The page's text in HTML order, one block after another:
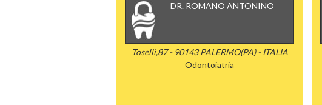
DR. ROMANO ANTONINO
Toselli,87 - 90143 PALERMO(PA) - ITALIA
Odontoiatria